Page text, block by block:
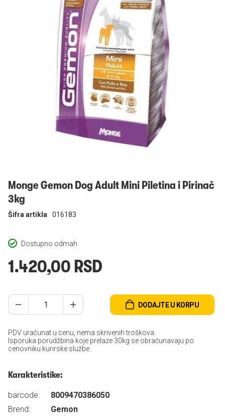
Monge Gemon Dog Adult Mini Piletina i Pirinač
3kg
Dostupno odmah
Šifra artikla 016183
1.420,00 RSD
DODAJTE U KORPU
PDV uračunat u cenu, nema skrivenih troškova.
Isporuka porudžbina koje prelaze 30kg se obračunavaju po
cenovniku kurirske službe.
Karakteristike:
barcode:
8009470386050
Brend:
Gemon